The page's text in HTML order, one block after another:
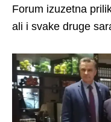
Forum izuzetna
ali i svake druge